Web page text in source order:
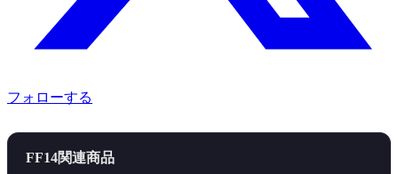
フォローする
FF14関連商品